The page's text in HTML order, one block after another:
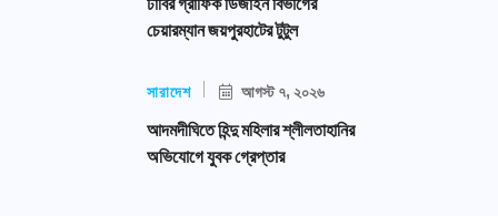
চেয়ারম্যান জয়পুরহাটের টুটুল
সারাদেশ আগস্ট ৭, ২০২৬
আদমদীঘিতে হিন্দু মহিলার শ্লীলতাহানির
অভিযোগে যুবক গ্রেপ্তার